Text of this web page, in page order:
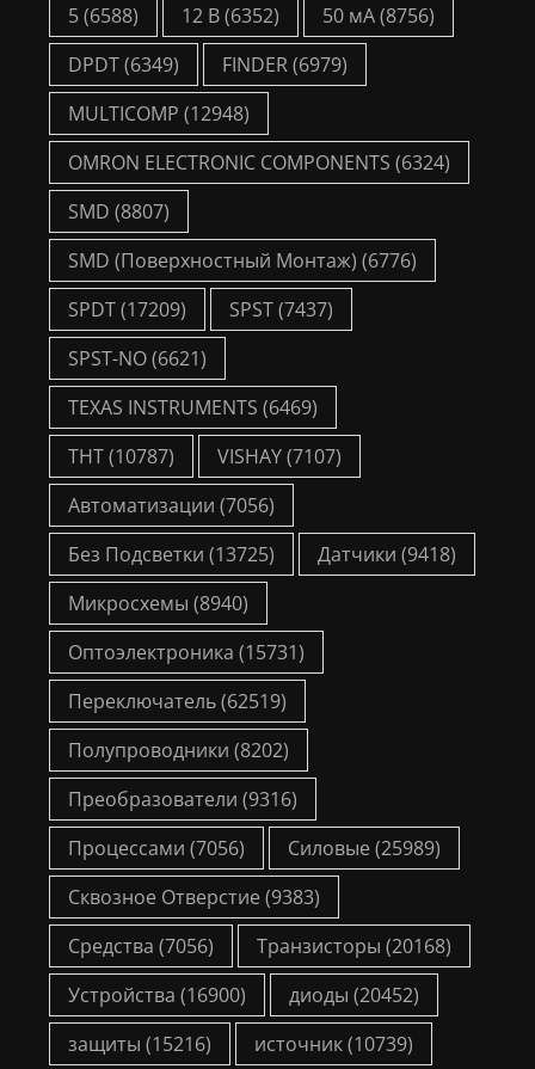
5(6588) 12 В(6352) 50 мА(8756)
DPDT(6349) FINDER(6979)
MULTICOMP (12948)
OMRON ELECTRONIC COMPONENTS (6324)
SMD (8807)
SMD (Поверхностный Монтаж) (6776)
SPDT(17209) SPST(7437)
SPST-NO(6621)
TEXAS INSTRUMENTS (6469)
THT(10787) VISHAY(7107)
Автоматизации (7056)
Без Подсветки (13725) Датчики (9418)
Микросхемы (8940)
Оптоэлектроника (15731)
Переключатель(62519)
Полупроводники (8202)
Преобразователи (9316)
Процессами (7056) Силовые (25989)
Сквозное Отверстие (9383)
Средства (7056) Транзисторы (20168)
Устройства (16900) диоды (20452)
защиты (15216) источник(10739)